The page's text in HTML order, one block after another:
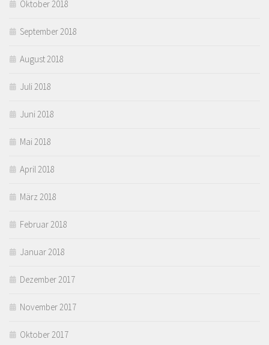
Oktober 2018
September 2018
August 2018
Juli 2018
Juni 2018
Mai 2018
April 2018
März 2018
Februar 2018
Januar 2018
Dezember 2017
November 2017
Oktober 2017